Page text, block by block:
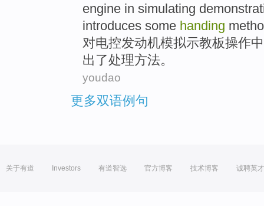
engine in simulating
introduces some handing
对电控发动机模拟示教板操作中
出 了处理方法。
youdao
更多双语例句
关于有道 Investors 有道智选 官方博客 技术博客 诚聘英才